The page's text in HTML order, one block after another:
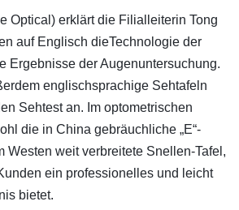
Optical) erklärt die Filialleiterin Tong
auf Englisch dieTechnologie der
Ergebnisse der Augenuntersuchung.
englischsprachige Sehtafeln
Sehtest an. Im optometrischen
die in China gebräuchliche „E“-
Westen weit verbreitete Snellen-Tafel,
ein professionelles und leicht
bietet.